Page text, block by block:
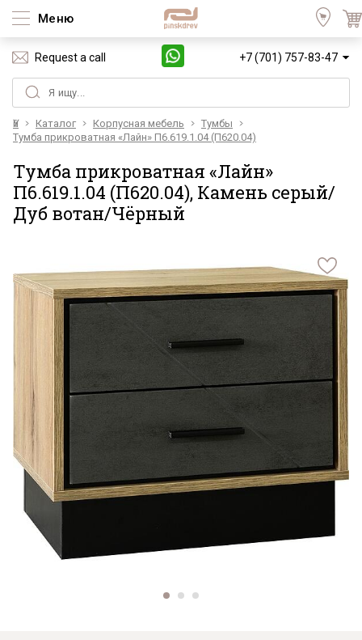
Меню
Request a call +7 (701) 757-83-47
Үй Каталог Корпусная мебель
Тумбы
Тумба прикроватная «Лайн» П6.619.1.04 (П620.04)
Тумба прикроватная «Лайн»
П6.619.1.04 (П620.04), Камень серый/
Дуб вотан/Чёрный